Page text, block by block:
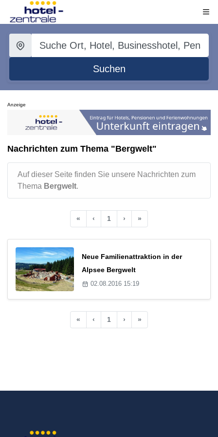
Suchen
Anzeige
Nachrichten zum Thema "Bergwelt"
Auf dieser Seite finden Sie unsere Nachrichten zum
Thema Bergwelt.
« ‹ 1 › »
Neue Familienattraktion in der
Alpsee Bergwelt
02.08.2016 15:19
« ‹ 1 › »